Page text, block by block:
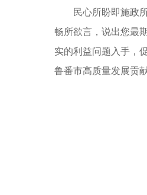
民心所盼即施政
畅所欲言，说出您最
实的利益问题入手，
鲁番市高质量发展贡